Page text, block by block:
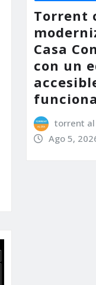
Torrent
Casa
con un
torrent al
Ago 5,